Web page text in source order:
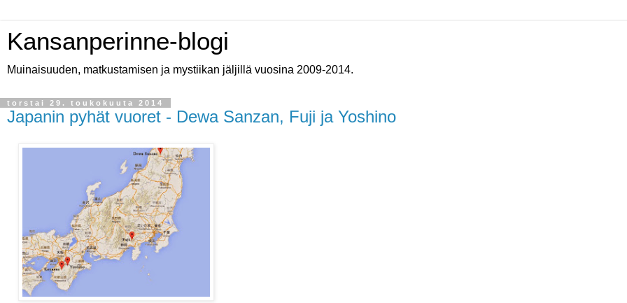
Kansanperinne-blogi
Muinaisuuden, matkustamisen ja mystiikan jäljillä vuosina 2009-2014.
torstai 29. toukokuuta 2014
Japanin pyhät vuoret - Dewa Sanzan, Fuji ja Yoshino